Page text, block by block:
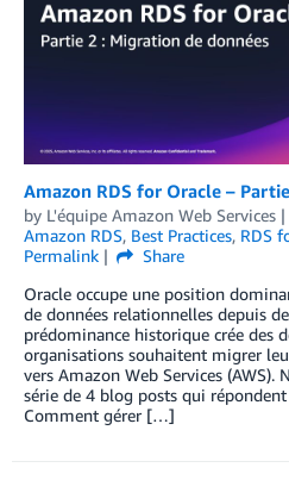
Amazon RDS for Oracle –
by L'équipe Amazon Web Services
Amazon RDS, Best Practices, RDS
Permalink
Share
Oracle occupe une position
de données relationnelles depuis
prédominance historique crée des
organisations souhaitent migrer
vers Amazon Web Services (AWS).
série de 4 blog posts qui
Comment gérer […]